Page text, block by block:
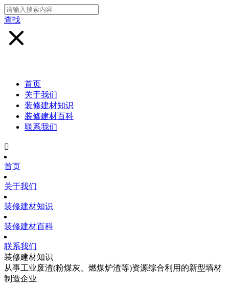
查找
首页
关于我们
装修建材知识
装修建材百科
联系我们

首页
关于我们
装修建材知识
装修建材百科
联系我们
装修建材知识
从事工业废渣(粉煤灰、燃煤炉渣等)资源综合利用的新型墙材
制造企业